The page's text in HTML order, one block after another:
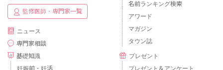
監修医師・専門家一覧
ニュース
専門家相談
基礎知識
名前ランキング検索
アワード
マガジン
タウン誌
プレゼント